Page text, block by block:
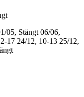
05, Stängt 06/06,
17 24/12, 10-13 25/12,